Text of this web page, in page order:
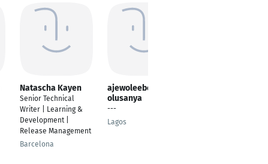
Natascha Kayen
Senior Technical
Writer | Learning &
Development |
Release Management
Barcelona
ajewoleebenezer
olusanya
---
Lagos